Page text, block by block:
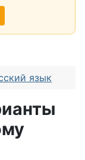
язык